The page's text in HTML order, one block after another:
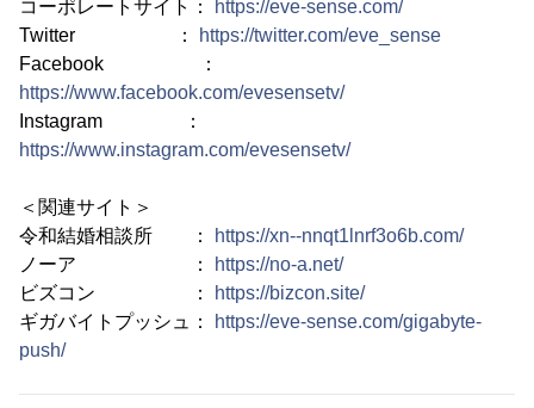
コーポレートサイト：
https://eve-sense.com/
Twitter ：
https://twitter.com/eve_sense
Facebook ：
https://www.facebook.com/evesensetv/
Instagram ：
https://www.instagram.com/evesensetv/
＜関連サイト＞
令和結婚相談所 ：
https://xn--nnqt1lnrf3o6b.com/
ノーア ：
https://no-a.net/
ビズコン ：
https://bizcon.site/
ギガバイトプッシュ：
https://eve-sense.com/gigabyte-
push/